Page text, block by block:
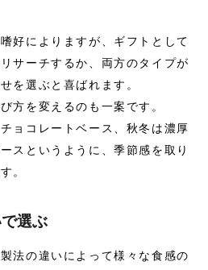
好によりますが、ギフトとして
サーチするか、両方のタイプが
を選ぶと喜ばれます。
方を変えるのも一案です。
ョコレートベース、秋冬は濃厚
スというように、季節感を取り
。
選ぶ
法の違いによって様々な食感の